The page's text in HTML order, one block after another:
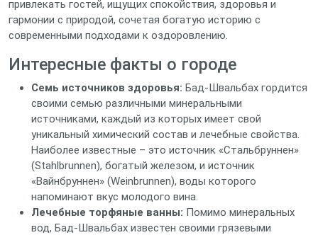
привлекать гостей, ищущих спокойствия, здоровья и
гармонии с природой, сочетая богатую историю с
современными подходами к оздоровлению.
Интересные факты о городе
Семь источников здоровья: Бад-Швальбах гордится
своими семью различными минеральными
источниками, каждый из которых имеет свой
уникальный химический состав и лечебные свойства.
Наиболее известные – это источник «Стальбруннен»
(Stahlbrunnen), богатый железом, и источник
«Вайнбруннен» (Weinbrunnen), воды которого
напоминают вкус молодого вина.
Лечебные торфяные ванны: Помимо минеральных
вод, Бад-Швальбах известен своими грязевыми